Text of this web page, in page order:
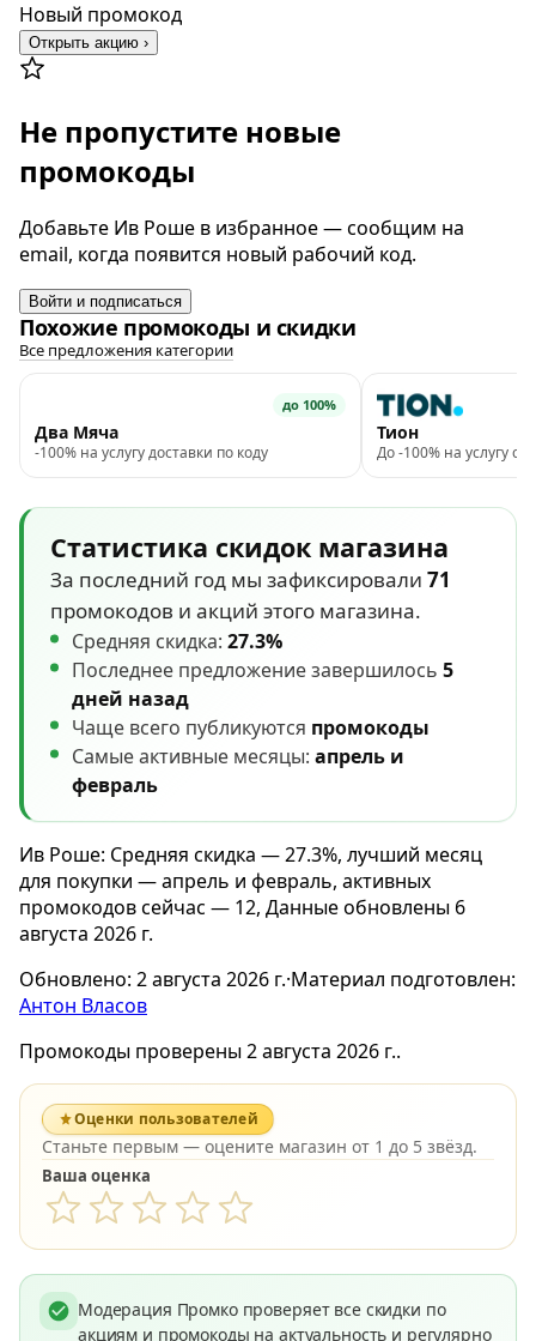
Новый промокод
Открыть акцию ›
Не пропустите новые
промокоды
Добавьте Ив Роше в избранное — сообщим на
email, когда появится новый рабочий код.
Войти и подписаться
Похожие промокоды и скидки
Все предложения категории
до 100%
Два Мяча
-100% на услугу доставки по коду
Тион
До -100% на услугу
Статистика скидок магазина
За последний год мы зафиксировали 71
промокодов и акций этого магазина.
Средняя скидка: 27.3%
Последнее предложение завершилось 5
дней назад
Чаще всего публикуются промокоды
Самые активные месяцы: апрель и
февраль
Ив Роше: Средняя скидка — 27.3%, лучший месяц
для покупки — апрель и февраль, активных
промокодов сейчас — 12, Данные обновлены 6
августа 2026 г.
Обновлено: 2 августа 2026 г.·Материал подготовлен:
Антон Власов
Промокоды проверены 2 августа 2026 г..
Оценки пользователей
Станьте первым — оцените магазин от 1 до 5 звёзд.
Ваша оценка
Модерация Промко проверяет все скидки по
акциям и промокоды на актуальность и регулярно